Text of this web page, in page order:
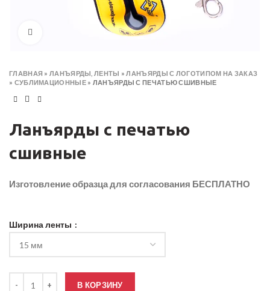
ГЛАВНАЯ »ЛАНЪЯРДЫ, ЛЕНТЫ »ЛАНЪЯРДЫ С ЛОГОТИПОМ НА ЗАКАЗ
» СУБЛИМАЦИОННЫЕ» ЛАНЪЯРДЫ С ПЕЧАТЬЮ СШИВНЫЕ
Ланъярды с печатью
сшивные
Изготовление образца для согласования БЕСПЛАТНО
Ширина ленты
В КОРЗИНУ